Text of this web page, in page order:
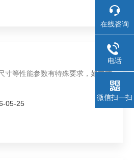
寸等性能参数有特殊要求，如立式
05-25
在线咨询
电话
微信扫一扫